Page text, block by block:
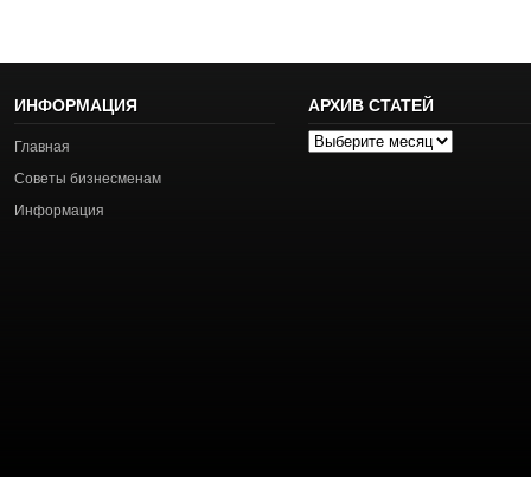
ИНФОРМАЦИЯ
Главная
Советы бизнесменам
Информация
АРХИВ СТАТЕЙ
Архив